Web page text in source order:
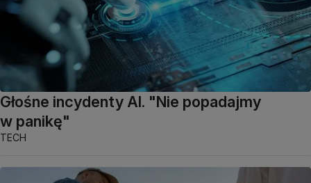
Głośne incydenty AI. "Nie popadajmy
w panikę"
TECH